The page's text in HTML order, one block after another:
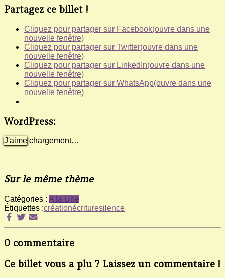
Partagez ce billet !
Cliquez pour partager sur Facebook(ouvre dans une
nouvelle fenêtre)
Cliquez pour partager sur Twitter(ouvre dans une
nouvelle fenêtre)
Cliquez pour partager sur LinkedIn(ouvre dans une
nouvelle fenêtre)
Cliquez pour partager sur WhatsApp(ouvre dans une
nouvelle fenêtre)
WordPress:
J'aime chargement…
Sur le même thème
Catégories : A la Une
Étiquettes :créationécrituresilence
0 commentaire
Ce billet vous a plu ? Laissez un commentaire !